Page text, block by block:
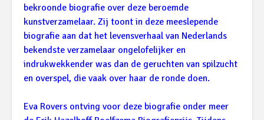
bekroonde biografie over deze beroemde
kunstverzamelaar. Zij toont in deze meeslepende
biografie aan dat het levensverhaal van Nederlands
bekendste verzamelaar ongelofelijker en
indrukwekkender was dan de geruchten van spilzucht
en overspel, die vaak over haar de ronde doen.
Eva Rovers ontving voor deze biografie onder meer